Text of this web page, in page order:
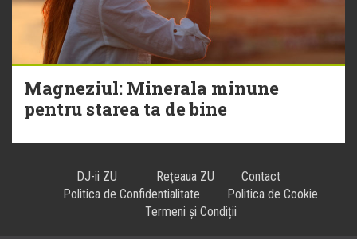
Magneziul: Minerala minune
pentru starea ta de bine
DJ-ii ZU Reţeaua ZU
Contact
Politica de Confidentialitate
Politica de Cookie
Termeni și Condiții